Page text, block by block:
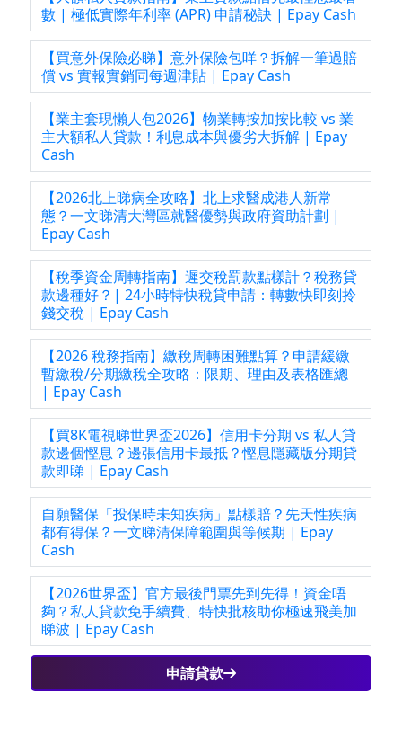
數 | 極低實際年利率 (APR) 申請秘訣 | Epay Cash
【買意外保險必睇】意外保險包咩？拆解一筆過賠
償 vs 實報實銷同每週津貼 | Epay Cash
【業主套現懶人包2026】物業轉按加按比較 vs 業
主大額私人貸款！利息成本與優劣大拆解 | Epay
Cash
【2026北上睇病全攻略】北上求醫成港人新常
態？一文睇清大灣區就醫優勢與政府資助計劃 |
Epay Cash
【稅季資金周轉指南】遲交稅罰款點樣計？稅務貸
款邊種好？| 24小時特快稅貸申請：轉數快即刻拎
錢交稅 | Epay Cash
【2026 稅務指南】繳稅周轉困難點算？申請緩繳
暫繳稅/分期繳稅全攻略：限期、理由及表格匯總
| Epay Cash
【買8K電視睇世界盃2026】信用卡分期 vs 私人貸
款邊個慳息？邊張信用卡最抵？慳息隱藏版分期貸
款即睇 | Epay Cash
自願醫保「投保時未知疾病」點樣賠？先天性疾病
都有得保？一文睇清保障範圍與等候期 | Epay
Cash
【2026世界盃】官方最後門票先到先得！資金唔
夠？私人貸款免手續費、特快批核助你極速飛美加
睇波 | Epay Cash
申請貸款